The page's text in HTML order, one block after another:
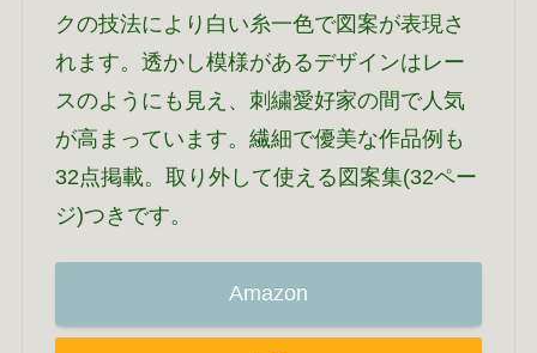
クの技法により白い糸一色で図案が表現さ
れます。透かし模様があるデザインはレー
スのようにも見え、刺繍愛好家の間で人気
が高まっています。繊細で優美な作品例も
32点掲載。取り外して使える図案集(32ペー
ジ)つきです。
Amazon